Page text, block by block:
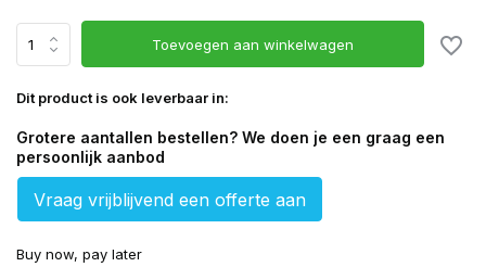
Toevoegen aan winkelwagen
Dit product is ook leverbaar in:
Grotere aantallen bestellen? We doen je een graag een
persoonlijk aanbod
Vraag vrijblijvend een offerte aan
Buy now, pay later